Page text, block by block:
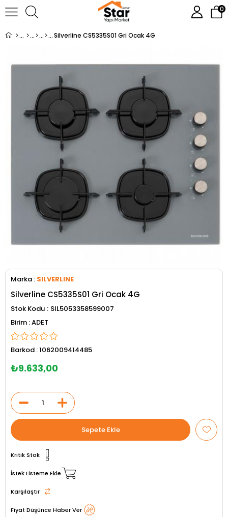
0
Silverline CS5335S01 Gri Ocak 4G
Marka : SILVERLINE
Silverline CS5335S01 Gri Ocak 4G
Stok Kodu
SIL5053358599007
ADET
Barkod :1062009414485
₺9.633,00
Kritik Stok
İstek Listeme Ekle
Karşılaştır
Fiyat Düşünce Haber Ver